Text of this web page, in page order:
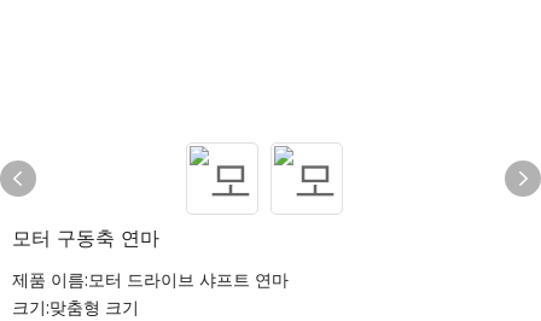
모터 구동축 연마
제품 이름:모터 드라이브 샤프트 연마
크기:맞춤형 크기